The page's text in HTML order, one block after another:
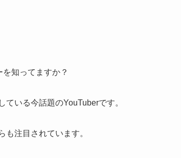
知ってますか？
いる今話題のYouTuberです。
も注目されています。